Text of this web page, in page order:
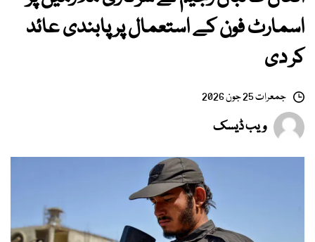
اسمارٹ فون کے استعمال پر پابندی عائد
کر دی
جمعرات 25 جون 2026
ویب ڈیسک